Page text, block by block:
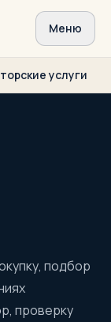
Меню
услуги
подбор
проверку